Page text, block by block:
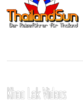
Khao Lak Videos